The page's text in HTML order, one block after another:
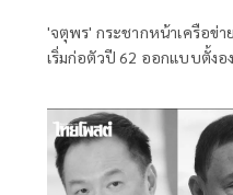
'จตุพร' กระชากหน้าเครือข่
เริ่มก่อตัวปี 62 ออกแบบตั้งอ
62 จับกุมลงโทษให้เข็ดหลาบ